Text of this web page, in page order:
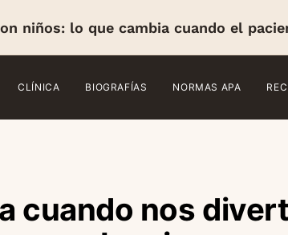
niños: lo que cambia cuando el
CLÍNICA BIOGRAFÍAS NORMAS APA
cuando nos